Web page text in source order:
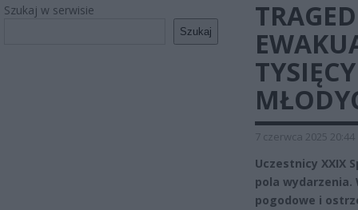
Szukaj w serwisie
Szukaj
7 czerwca 2025 20:44
Uczestnicy XXIX
pola
pogodowe i